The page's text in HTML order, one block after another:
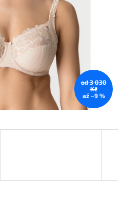
od 3 030
Kč
až –9 %